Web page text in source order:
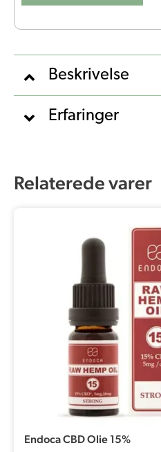
Beskrivelse
Erfaringer
Relaterede varer
Endoca CBD Olie 15%